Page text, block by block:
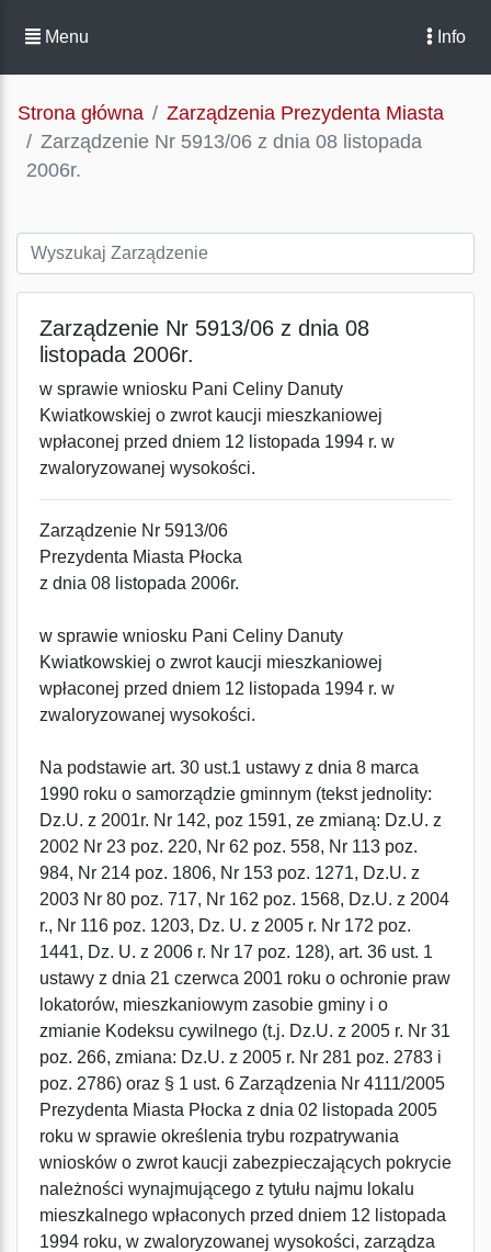
Menu Info
Strona główna
Zarządzenia Prezydenta Miasta
Zarządzenie Nr 5913/06 z dnia 08 listopada
2006r.
Zarządzenie Nr 5913/06 z dnia 08
listopada 2006r.
w sprawie wniosku Pani Celiny Danuty
Kwiatkowskiej o zwrot kaucji mieszkaniowej
wpłaconej przed dniem 12 listopada 1994 r. w
zwaloryzowanej wysokości.
Zarządzenie Nr 5913/06
Prezydenta Miasta Płocka
z dnia 08 listopada 2006r.
w sprawie wniosku Pani Celiny Danuty
Kwiatkowskiej o zwrot kaucji mieszkaniowej
wpłaconej przed dniem 12 listopada 1994 r. w
zwaloryzowanej wysokości.
Na podstawie art. 30 ust.1 ustawy z dnia 8 marca
1990 roku o samorządzie gminnym (tekst jednolity:
Dz.U. z 2001r. Nr 142, poz 1591, ze zmianą: Dz.U. z
2002 Nr 23 poz. 220, Nr 62 poz. 558, Nr 113 poz.
984, Nr 214 poz. 1806, Nr 153 poz. 1271, Dz.U. z
2003 Nr 80 poz. 717, Nr 162 poz. 1568, Dz.U. z 2004
r., Nr 116 poz. 1203, Dz. U. z 2005 r. Nr 172 poz.
1441, Dz. U. z 2006 r. Nr 17 poz. 128), art. 36 ust. 1
ustawy z dnia 21 czerwca 2001 roku o ochronie praw
lokatorów, mieszkaniowym zasobie gminy i o
zmianie Kodeksu cywilnego (t.j. Dz.U. z 2005 r. Nr 31
poz. 266, zmiana: Dz.U. z 2005 r. Nr 281 poz. 2783 i
poz. 2786) oraz § 1 ust. 6 Zarządzenia Nr 4111/2005
Prezydenta Miasta Płocka z dnia 02 listopada 2005
roku w sprawie określenia trybu rozpatrywania
wniosków o zwrot kaucji zabezpieczających pokrycie
należności wynajmującego z tytułu najmu lokalu
mieszkalnego wpłaconych przed dniem 12 listopada
1994 roku, w zwaloryzowanej wysokości, zarządza